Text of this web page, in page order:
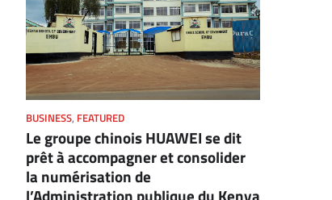
BUSINESS, FEATURED
Le groupe chinois HUAWEI se dit
prêt à accompagner et consolider
la numérisation de